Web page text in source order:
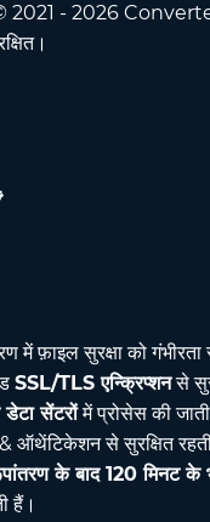
- 2026
में फ़ाइल सुरक्षा को
SSL/TLS एन्क्रिप्शनसे
डेटा सेंटरोंमें प्रोसेस की
ऑथेंटिकेशन से सुरक्षित
के बाद 120 मिनट के
हैं।